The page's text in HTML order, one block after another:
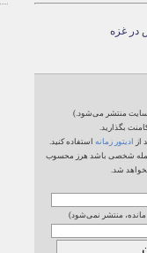
در غزه
منتشر می‌شود.)
بگذارید.
از
ادیتور زمانه استفاده کنید.
حمله شخصی باشد هرز محسوب
شد.
مانده، منتشر نمی‌شود)